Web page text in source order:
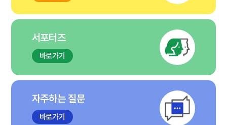
서포터즈
바로가기
자주하는 질문
바로가기